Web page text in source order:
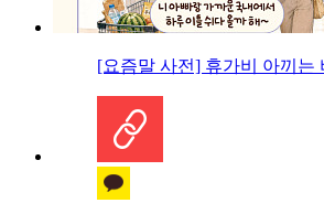
[요즘말 사전] 휴가비 아끼는